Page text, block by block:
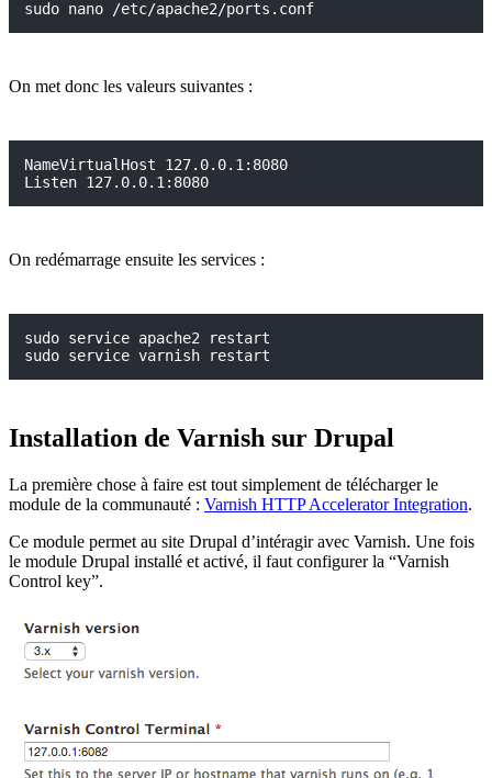
sudo nano /etc/apache2/ports.conf
On met donc les valeurs suivantes :
NameVirtualHost 127.0.0.1:8080
Listen 127.0.0.1:8080
On redémarrage ensuite les services :
sudo service apache2 restart
sudo service varnish restart
Installation de Varnish sur Drupal
La première chose à faire est tout simplement de télécharger le
module de la communauté : Varnish HTTP Accelerator Integration.
Ce module permet au site Drupal d’intéragir avec Varnish. Une fois
le module Drupal installé et activé, il faut configurer la “Varnish
Control key”.